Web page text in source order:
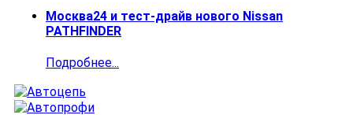
Москва24 и тест-драйв нового Nissan
PATHFINDER
Подробнее...